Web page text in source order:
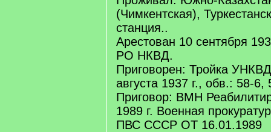
(Чимкентская),
станция..
Арестован 10 сентября
РО НКВД.
Приговорен: Тройка
августа 1937 г., обв.: 58-
Приговор: ВМН
1989 г. Военная
ПВС СССР ОТ 16.01.1989